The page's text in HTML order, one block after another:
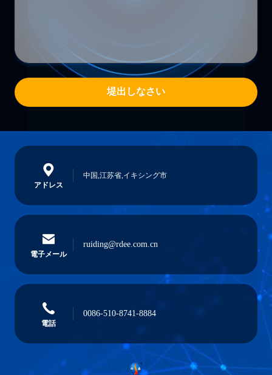
堤出しなさい
アドレス
中国,江苏省,イキシング市
電子メール
ruiding@rdee.com.cn
電話
0086-510-8741-8884